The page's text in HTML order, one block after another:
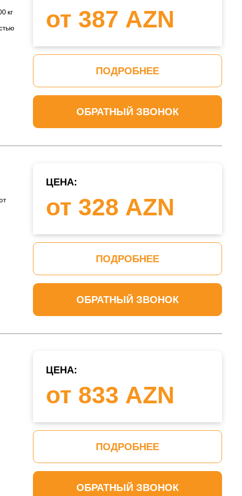
кг
от 387 AZN
ПОДРОБНЕЕ
ОБРАТНЫЙ ЗВОНОК
ЦЕНА:
от 328 AZN
ПОДРОБНЕЕ
ОБРАТНЫЙ ЗВОНОК
ЦЕНА:
от 833 AZN
ПОДРОБНЕЕ
ОБРАТНЫЙ ЗВОНОК